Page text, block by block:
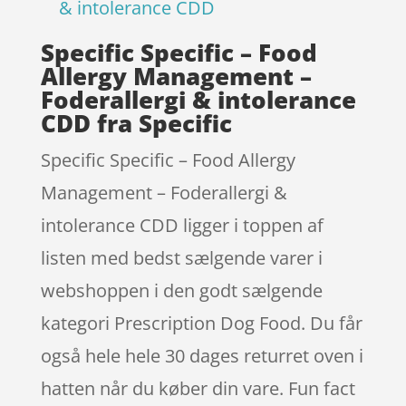
& intolerance CDD
Specific Specific – Food
Allergy Management –
Foderallergi & intolerance
CDD fra Specific
Specific Specific – Food Allergy
Management – Foderallergi &
intolerance CDD ligger i toppen af
listen med bedst sælgende varer i
webshoppen i den godt sælgende
kategori Prescription Dog Food. Du får
også hele hele 30 dages returret oven i
hatten når du køber din vare. Fun fact